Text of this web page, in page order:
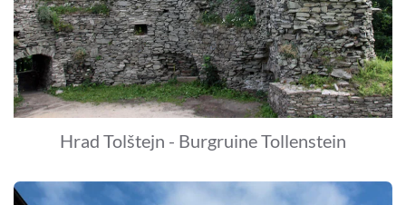
Hrad Tolštejn - Burgruine Tollenstein